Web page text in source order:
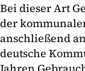
Bei dieser Art
der
anschließend
deutsche